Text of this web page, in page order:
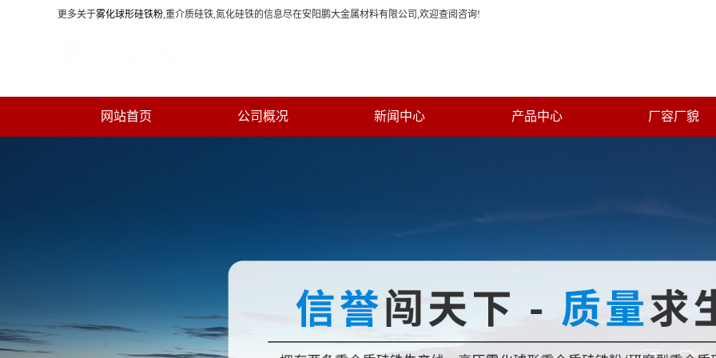
更多关于雾化球形硅铁粉,重介质硅铁,氮化硅铁的信息尽在安阳鹏大金属材料有限公司,欢迎查阅咨询!
网站首页 公司概况 新闻中心 产品中心 厂容厂貌